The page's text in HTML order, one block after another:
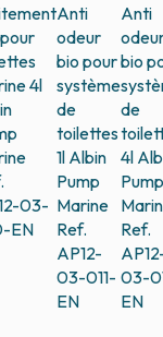
4l
03-
EN
Anti
odeur
bio pour
système
de
toilettes
1l Albin
Pump
Marine
Ref.
AP12-
03-011-
EN
Anti
bio
de
4l
Pump
Ref.
03-
EN